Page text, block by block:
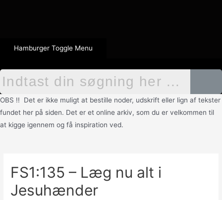
Hamburger Toggle Menu
OBS !! Det er ikke muligt at bestille noder, udskrift eller lign af tekster
fundet her på siden. Det er et online arkiv, som du er velkommen til
at kigge igennem og få inspiration ved.
FS1:135 – Læg nu alt i
Jesuhænder